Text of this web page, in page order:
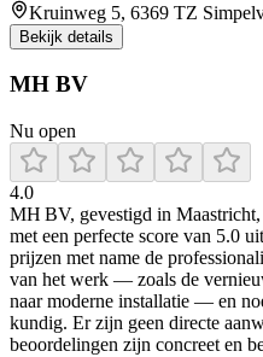
Kruinweg 5, 6369 TZ
Bekijk details
MH BV
Nu open
4.0
MH BV, gevestigd in
met een perfecte score van 5.0
prijzen met name de
van het werk — zoals de
naar moderne installatie — en
kundig. Er zijn geen directe
beoordelingen zijn concreet en